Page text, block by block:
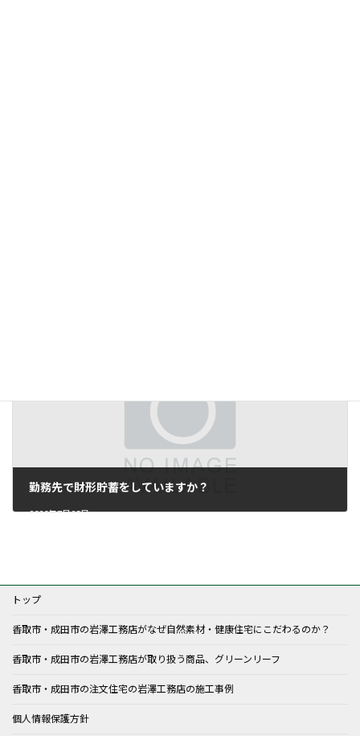
勤務先で財形貯蓄をしていますか？
2020年7月25日
トップ
香取市・成田市の岩澤工務店がなぜ自然素材・健康住宅にこだわるのか？
香取市・成田市の岩澤工務店が取り扱う商品、グリーンリーフ
香取市・成田市の注文住宅の岩澤工務店の施工事例
個人情報保護方針